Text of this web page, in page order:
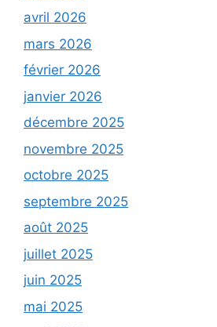
avril 2026
mars 2026
février 2026
janvier 2026
décembre 2025
novembre 2025
octobre 2025
septembre 2025
août 2025
juillet 2025
juin 2025
mai 2025